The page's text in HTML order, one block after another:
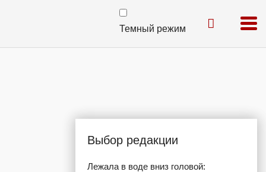
Темный режим
Выбор редакции
Лежала в воде вниз головой: